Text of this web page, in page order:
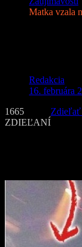
Matka vzala
Redakcia
16. februára
1665
ZDIEĽANÍ
Zdieľať